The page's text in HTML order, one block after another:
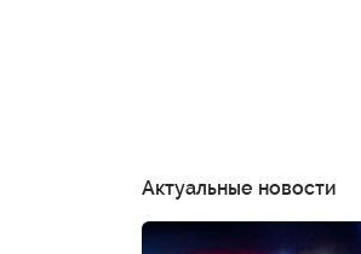
Актуальные новости